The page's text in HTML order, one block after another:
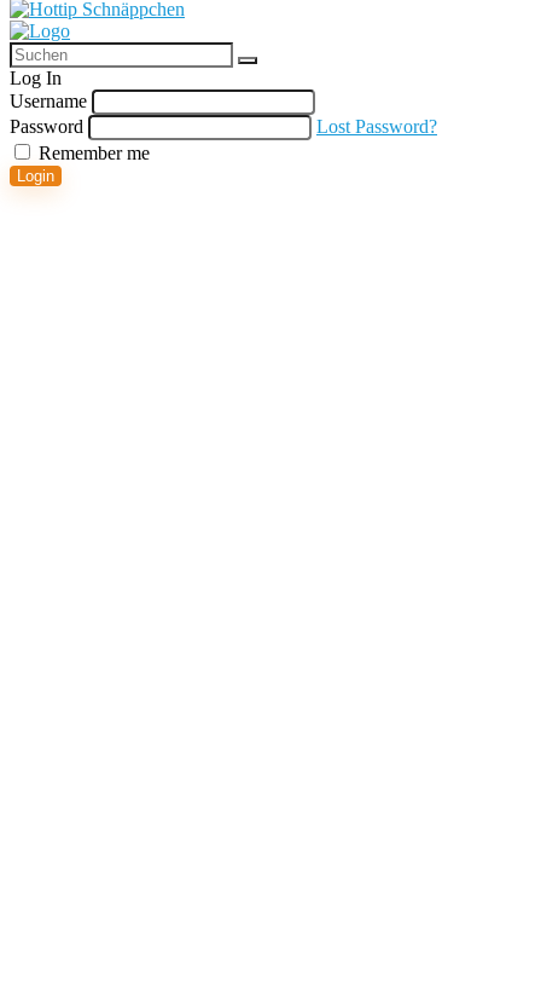
Log In
Username
Password
Lost Password?
Remember me
Login